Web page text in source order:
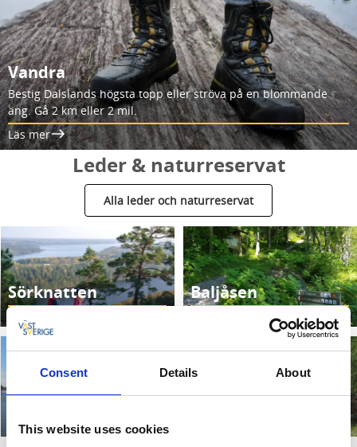
Consent Details About
This website uses cookies
Vandra
Bestig Dalslands högsta topp eller ströva på en blommande
äng. Gå 2 km eller 2 mil.
Läs mer
Leder & naturreservat
Alla leder och naturreservat
Sörknatten
Läs mer
Baljåsen
Yttre Bodane
Läs mer
Storspåret